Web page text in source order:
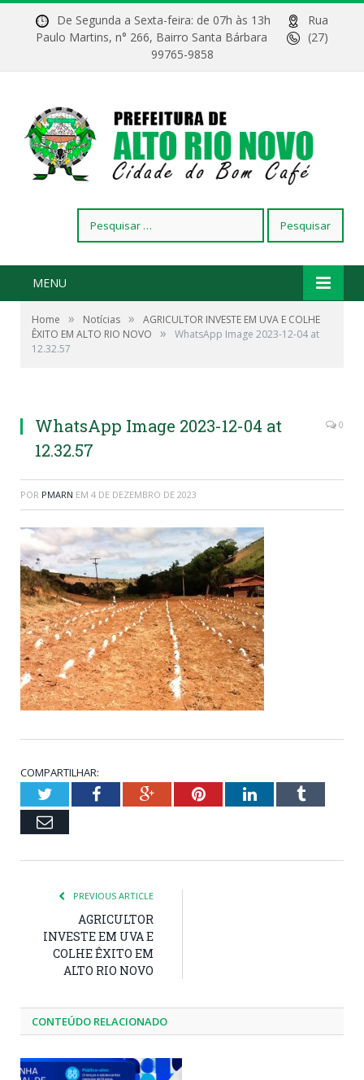
De Segunda a Sexta-feira: de 07h às 13h
Rua
Paulo Martins, n° 266, Bairro Santa Bárbara
(27)
99765-9858
por:
MENU
Home » Notícias »
AGRICULTOR INVESTE EM UVA E COLHE
ÊXITO EM ALTO RIO NOVO
»
WhatsApp Image 2023-12-04 at
12.32.57
WhatsApp Image 2023-12-04 at
12.32.57
0
POR PMARN EM 4 DE DEZEMBRO DE 2023
COMPARTILHAR:
TwitterFacebookGoogle+PinterestLinkedInTumblr
Email
PREVIOUS ARTICLE
AGRICULTOR
INVESTE EM UVA E
COLHE ÊXITO EM
ALTO RIO NOVO
CONTEÚDO RELACIONADO